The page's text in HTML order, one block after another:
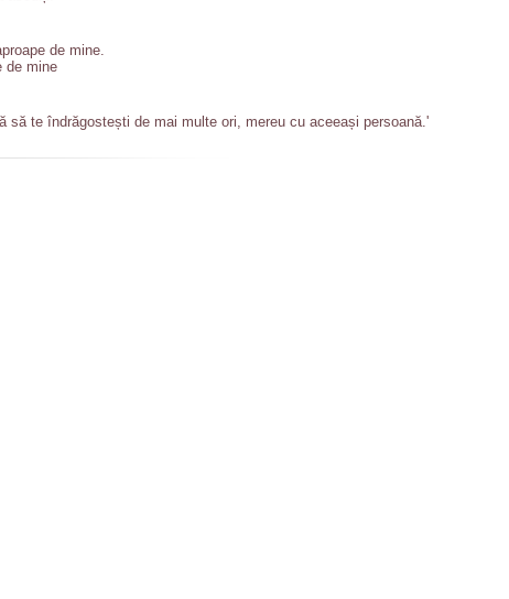
de mine.
de mine
să te îndrăgostești de mai multe ori, mereu cu aceeași persoană.'